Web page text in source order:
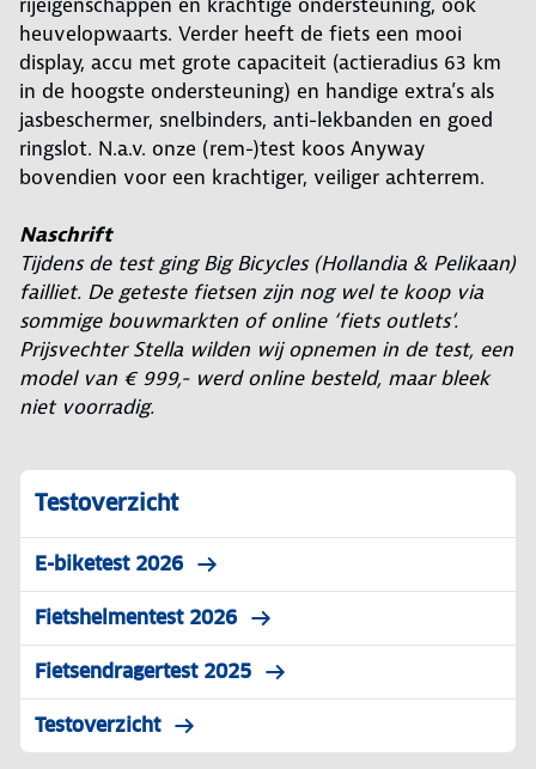
heuvelopwaarts. Verder heeft de fiets een mooi
display, accu met grote capaciteit (actieradius 63 km
in de hoogste ondersteuning) en handige extra’s als
jasbeschermer, snelbinders, anti-lekbanden en goed
ringslot. N.a.v. onze (rem-)test koos Anyway
bovendien voor een krachtiger, veiliger achterrem.
Naschrift
Tijdens de test ging Big Bicycles (Hollandia & Pelikaan)
failliet. De geteste fietsen zijn nog wel te koop via
sommige bouwmarkten of online ‘fiets outlets’.
Prijsvechter Stella wilden wij opnemen in de test, een
model van € 999,- werd online besteld, maar bleek
niet voorradig.
Testoverzicht
E-biketest 2026
Fietshelmentest 2026
Fietsendragertest 2025
Testoverzicht